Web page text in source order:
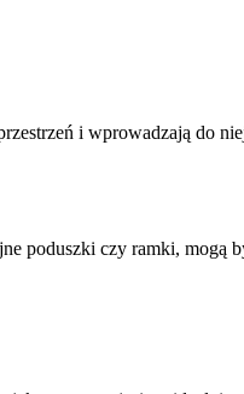
i wprowadzają do
poduszki czy ramki, mogą